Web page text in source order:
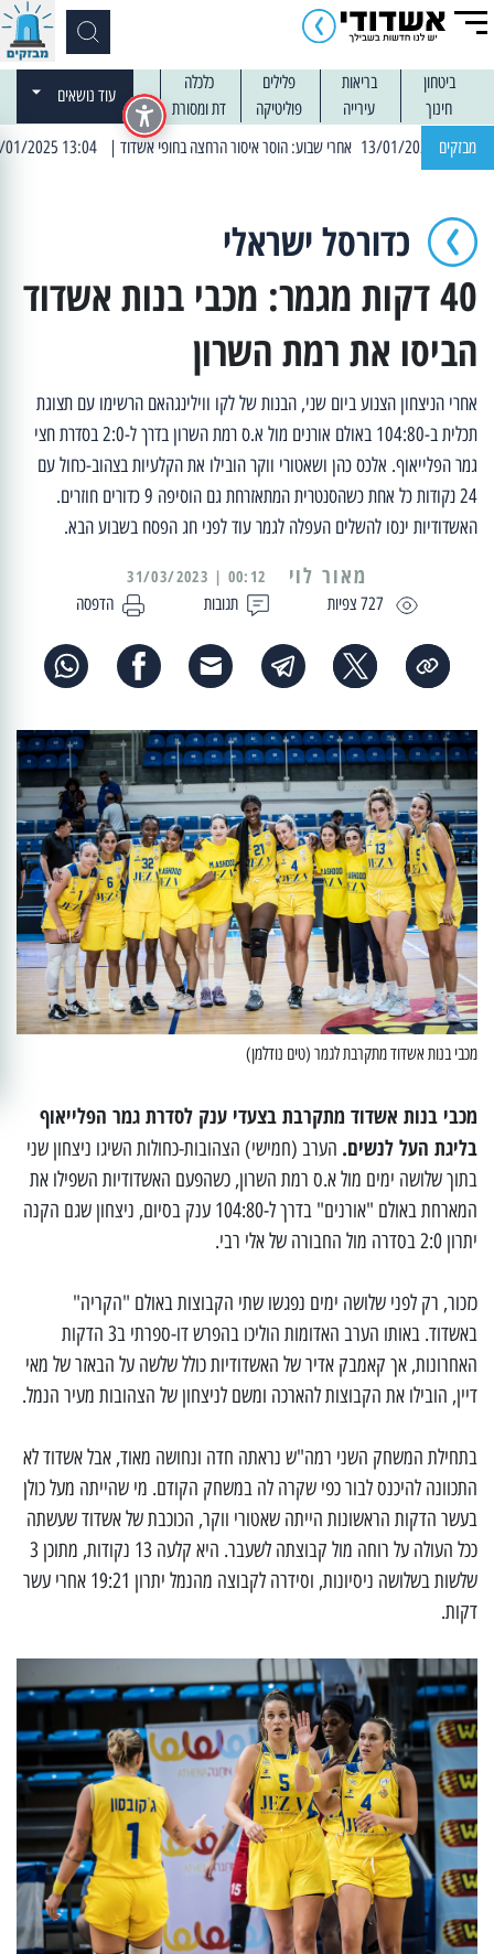
ביטחון בריאות פלילים
כלכלה
חינוך
עירייה פוליטיקה דת ומסורת
עוד נושאים
מבזקים | 13:04 14/01/2025 עובדים בלילות: עבודות קרצוף וריבוד אספלט
כדורסל ישראלי
40 דקות מגמר: מכבי בנות אשדוד
הביסו את רמת השרון
אחרי הניצחון הצנוע ביום שני, הבנות של לקו ווילינגהאם הרשימו עם תצוגת
תכלית ב-104:80 באולם אורנים מול א.ס רמת השרון בדרך ל-2:0 בסדרת חצי
גמר הפלייאוף. אלכס כהן ושאטורי ווקר הובילו את הקלעיות בצהוב-כחול עם
24 נקודות כל אחת כשהסנטרית המתאזרחת גם הוסיפה 9 כדורים חוזרים.
האשדודיות ינסו להשלים העפלה לגמר עוד לפני חג הפסח בשבוע הבא.
727 צפיות תגובות הדפסה
מאור לוי 00:12 | 31/03/2023
מכבי בנות אשדוד מתקרבת לגמר (טים נודלמן)
מכבי בנות אשדוד מתקרבת בצעדי ענק לסדרת גמר הפלייאוף
בליגת העל לנשים. הערב (חמישי) הצהובות-כחולות השיגו ניצחון שני
בתוך שלושה ימים מול א.ס רמת השרון, כשהפעם האשדודיות השפילו את
המארחת באולם "אורנים" בדרך ל-104:80 ענק בסיום, ניצחון שגם הקנה
יתרון 2:0 בסדרה מול החבורה של אלי רבי.
כזכור, רק לפני שלושה ימים נפגשו שתי הקבוצות באולם "הקריה"
באשדוד. באותו הערב האדומות הוליכו בהפרש דו-ספרתי ב3 הדקות
האחרונות, אך קאמבק אדיר של האשדודיות כולל שלשה על הבאזר של מאי
דיין, הובילו את הקבוצות להארכה ומשם לניצחון של הצהובות מעיר הנמל.
בתחילת המשחק השני רמה"ש נראתה חדה ונחושה מאוד, אבל אשדוד לא
התכוונה להיכנס לבור כפי שקרה לה במשחק הקודם. מי שהייתה מעל כולן
בעשר הדקות הראשונות הייתה שאטורי ווקר, הכוכבת של אשדוד שעשתה
ככל העולה על רוחה מול קבוצתה לשעבר. היא קלעה 13 נקודות, מתוכן 3
שלשות בשלושה ניסיונות, וסידרה לקבוצה מהנמל יתרון 19:21 אחרי עשר
דקות.